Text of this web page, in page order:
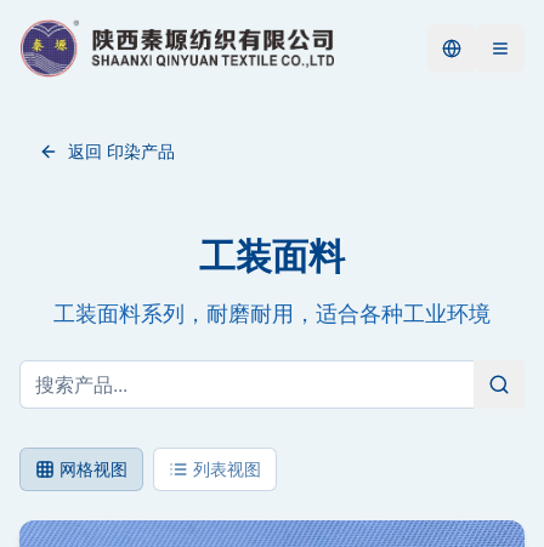
返回 印染产品
工装面料
工装面料系列，耐磨耐用，适合各种工业环境
网格视图 列表视图